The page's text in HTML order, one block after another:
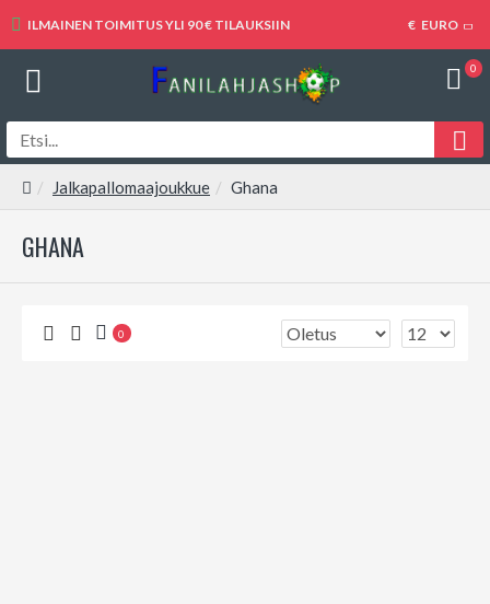
ILMAINEN TOIMITUS YLI 90 € TILAUKSIIN € EURO
0
Jalkapallomaajoukkue Ghana
GHANA
0